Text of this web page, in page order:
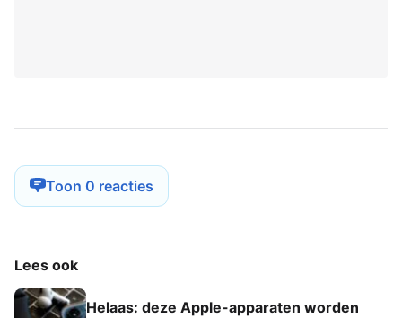
Toon 0 reacties
Lees ook
Helaas: deze Apple-apparaten worden